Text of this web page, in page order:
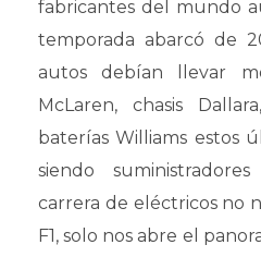
fabricantes del mundo
temporada abarcó de
autos debían llevar
McLaren, chasis
baterías Williams estos
siendo
carrera de eléctricos no
F1, solo nos abre el